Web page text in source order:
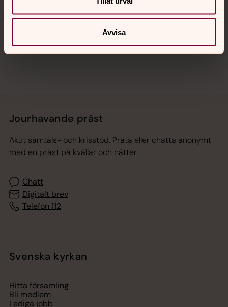
Avvisa
Jourhavande präst
Akut samtals- och krisstöd. Prata eller chatta anonymt
med en präst på kvällar och nätter.
Chatt
Digitalt brev
Telefon 112
Svenska kyrkan
Hitta församling
Bli medlem
Lediga jobb